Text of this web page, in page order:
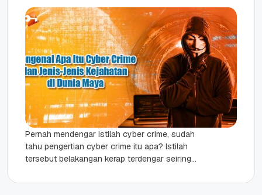
Pernah mendengar istilah cyber crime, sudah
tahu pengertian cyber crime itu apa? Istilah
tersebut belakangan kerap terdengar seiring
atau...